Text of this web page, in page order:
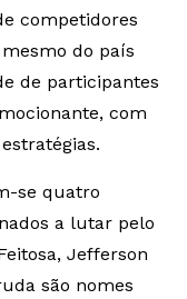
competidores
do país
de participantes
com
se quatro
a lutar pelo
Jefferson
são nomes